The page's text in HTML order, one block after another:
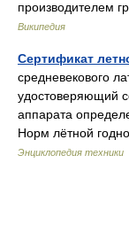
производителем
Википедия
Сертификат
средневекового
удостоверяющий
аппарата
Норм лётной
Энциклопедия техники